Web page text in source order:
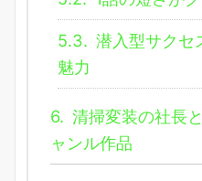
5.3. 潜入型サクセ
魅力
6. 清掃変装の社長
ャンル作品